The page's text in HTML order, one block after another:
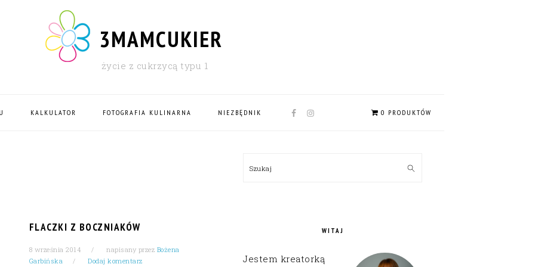
3MAMCUKIER
życie z cukrzycą typu 1
KALKULATOR FOTOGRAFIA KULINARNA NIEZBĘDNIK
NAV
0 PRODUKTÓW
FLACZKI Z BOCZNIAKÓW
8 września 2014 napisany przez Bożena
Garbińska
Dodaj komentarz
SIDEBAR
Szukaj
WITAJ
Jestem kreatorką